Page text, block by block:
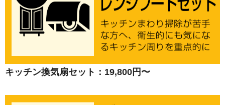
キッチン換気扇セット：19,800円〜